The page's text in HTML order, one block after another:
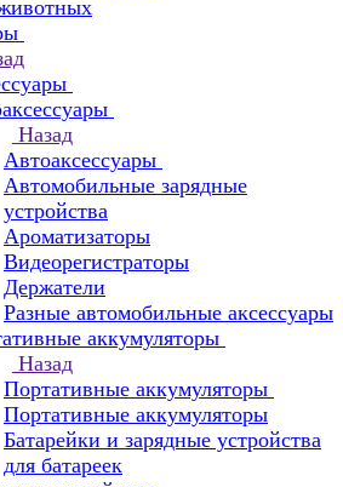
Назад
Автоаксессуары
Автомобильные зарядные
устройства
Ароматизаторы
Видеорегистраторы
Держатели
Разные автомобильные аксессуары
аккумуляторы
Назад
Портативные аккумуляторы
Портативные аккумуляторы
Батарейки и зарядные устройства
для батареек